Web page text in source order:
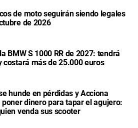
de moto seguirán siendo legales
de 2026
BMW S 1000 RR de 2027: tendrá
costará más de 25.000 euros
hunde en pérdidas y Acciona
poner dinero para tapar el agujero:
venda sus scooter